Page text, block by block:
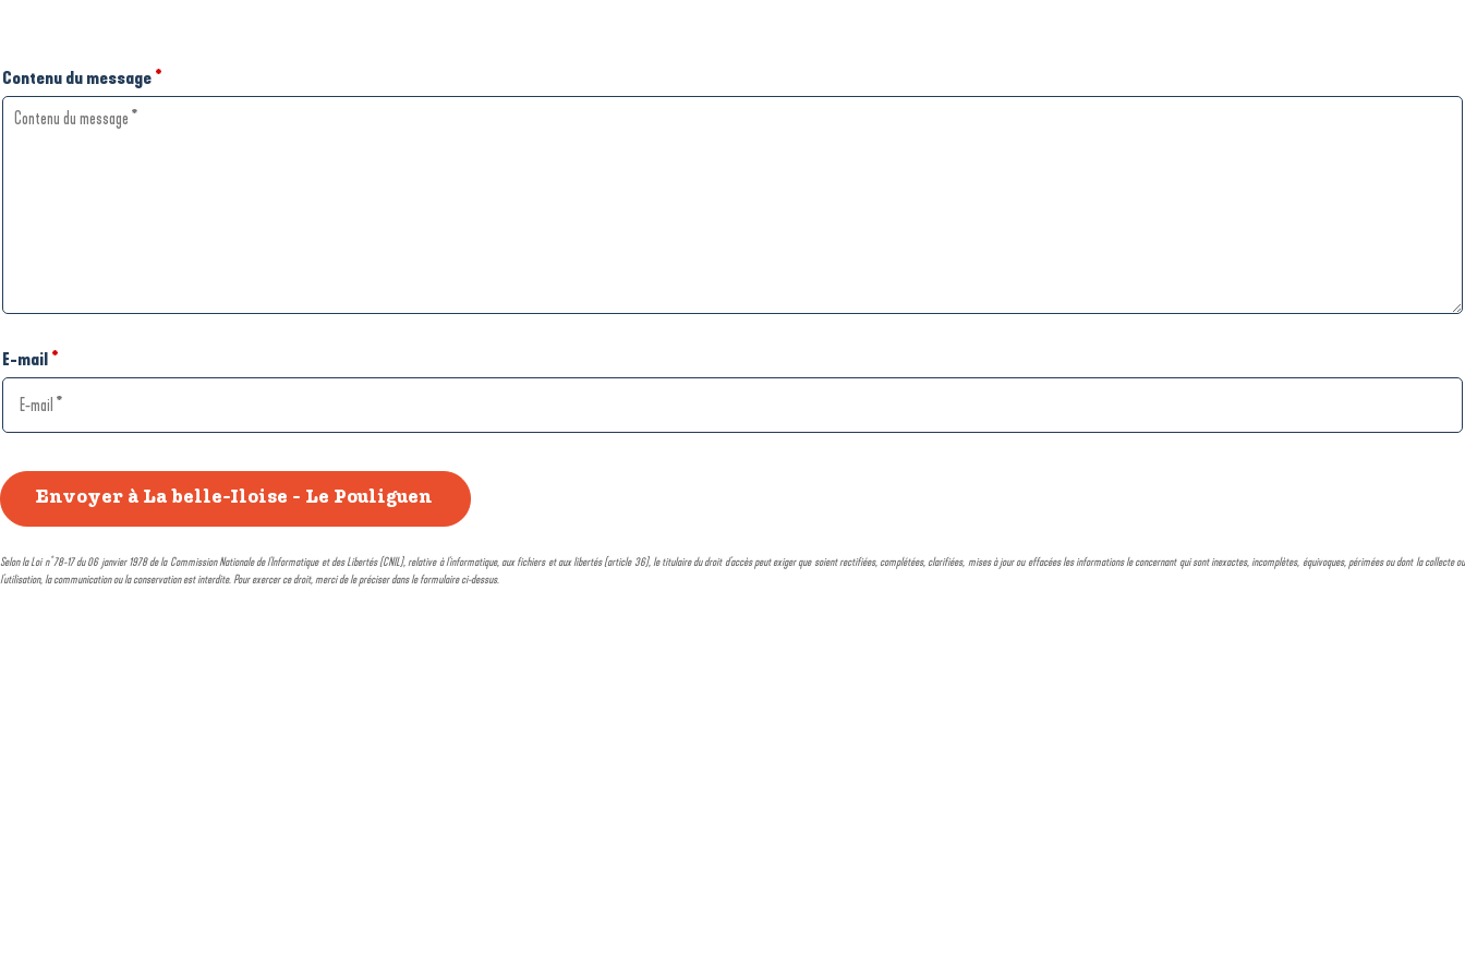
Contenu du message *
E-mail *
Selon la Loi n° 78-17 du 06 janvier 1978 de la Commission Nationale de l'Informatique et des Libertés (CNIL), relative à l'informatique, aux fichiers et aux libertés (article 36), le titulaire du droit d'accès peut exiger que soient rectifiées, complétées, clarifiées, mises à jour ou effacées les informations le concernant qui sont inexactes, incomplètes, équivoques, périmées ou dont la collecte ou
l'utilisation, la communication ou la conservation est interdite. Pour exercer ce droit, merci de le préciser dans le formulaire ci-dessus.